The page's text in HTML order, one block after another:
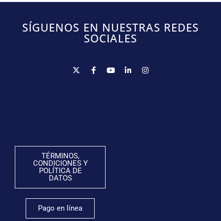
SÍGUENOS EN NUESTRAS REDES
SOCIALES
TÉRMINOS,
CONDICIONES Y
POLÍTICA DE
DATOS
Pago en línea